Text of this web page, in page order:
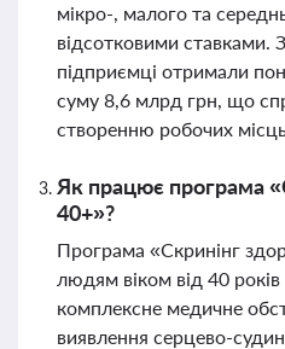
мікро-, малого та
відсотковими ставками.
підприємці отримали
суму 8,6 млрд грн, що
створенню робочих
Як працює програма
40+»?
Програма «Скринінг
людям віком від 40
комплексне медичне
виявлення серцево-